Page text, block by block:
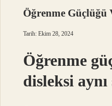
Öğrenme Güçlüğü
Tarih: Ekim 28, 2024
Öğrenme
disleksi aynı